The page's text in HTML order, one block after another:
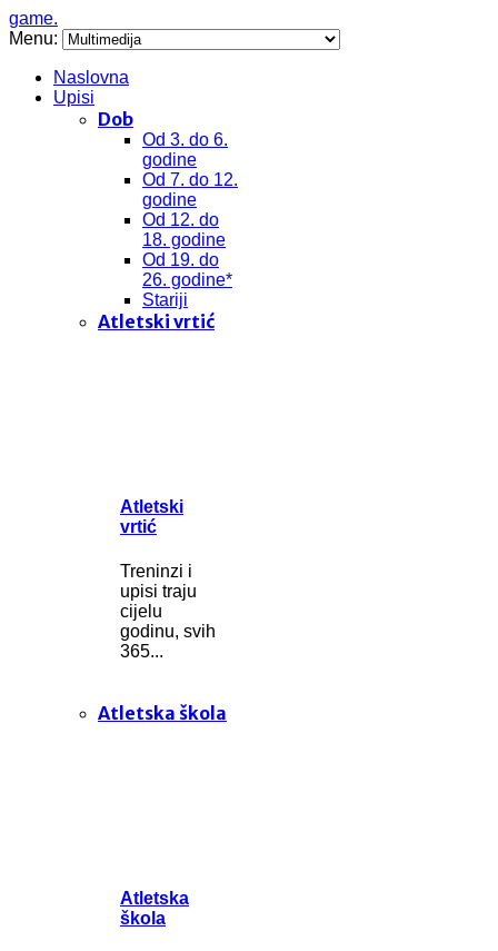
game.
Menu:
Naslovna
Upisi
Dob
Od 3. do 6.
godine
Od 7. do 12.
godine
Od 12. do
18. godine
Od 19. do
26. godine*
Stariji
Atletski vrtić
Atletski
vrtić
Treninzi i
upisi traju
cijelu
godinu, svih
365...
Atletska škola
Atletska
škola